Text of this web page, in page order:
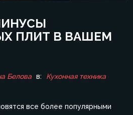
ПЛИТ В ВАШЕМ
Белова в:
Кухонная техника
все более популярными